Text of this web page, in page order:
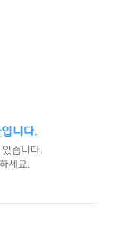
니다.
습니다.
세요.